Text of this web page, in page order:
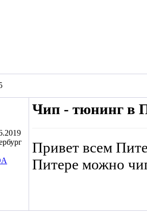
Чип - тюнинг в
Привет всем
Питере можно